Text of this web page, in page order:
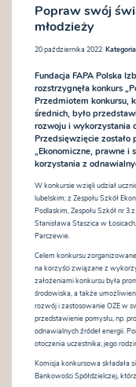
Popraw swój
młodzieży
20 października 2022
Fundacja FAPA Polska
rozstrzygnęła konkurs
Przedmiotem konkursu,
średnich, było
rozwoju i wykorzystania
Przedsięwzięcie
„Ekonomiczne, prawne i
korzystania z
W konkursie wzięli udział
lubelskim; z Zespołu Szkół
Podlaskim, Zespołu Szkół nr 3
Stanisława Staszica w
Parczewie.
Celem konkursu
na korzyści związane z
założeniami konkursu była
środowiska, a także
rozwój i zastosowanie OZE w
przedstawienie pomysłu, np.
odnawialnych źródeł energii.
otoczenia uczestnika; jego
Komisja konkursowa składała
Bankowości Spółdzielczej,